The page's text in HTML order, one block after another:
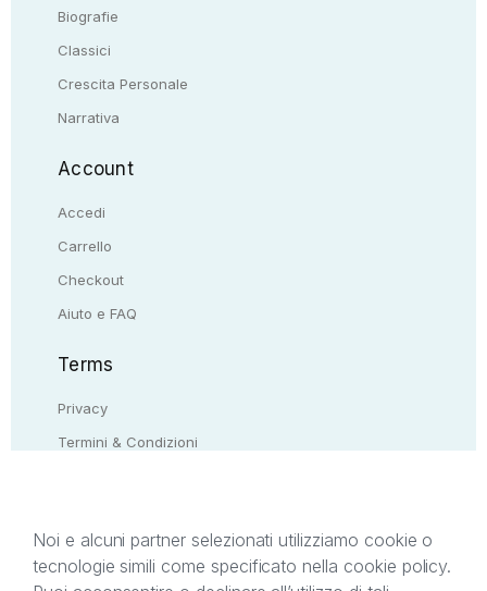
Biografie
Classici
Crescita Personale
Narrativa
Account
Accedi
Carrello
Checkout
Aiuto e FAQ
Terms
Privacy
Termini & Condizioni
Il presente sito web è di proprietà di StreetLib S.r.l.
Noi e alcuni partner selezionati utilizziamo cookie o
tecnologie simili come specificato nella cookie policy.